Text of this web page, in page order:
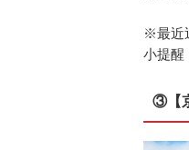
※最近
小提醒
③【